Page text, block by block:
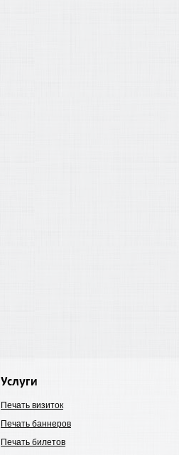
Услуги
Печать визиток
Печать баннеров
Печать билетов